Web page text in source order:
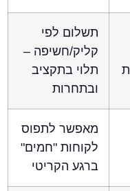
תשלום לפי
קליק/חשיפה –
תלוי בתקציב
ובתחרות
מאפשר לתפוס
לקוחות "חמים"
ברגע הקריטי